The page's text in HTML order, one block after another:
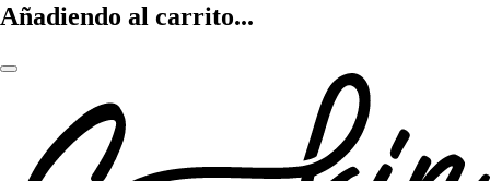
Añadiendo al carrito...